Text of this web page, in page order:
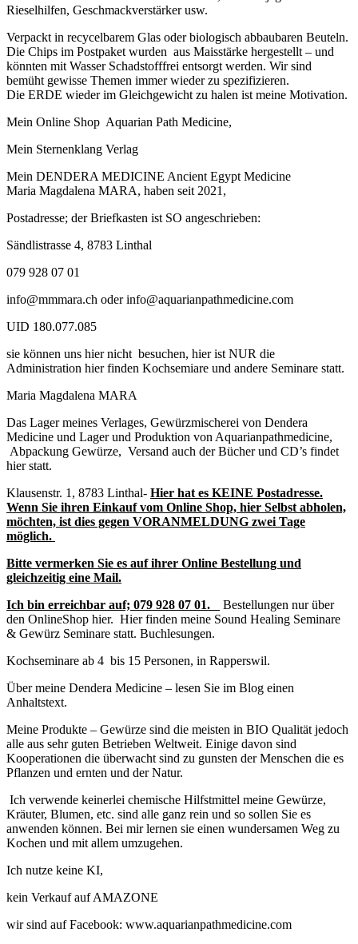
Rieselhilfen, Geschmackverstärker usw.
Verpackt in recycelbarem Glas oder biologisch abbaubaren Beuteln.
Die Chips im Postpaket wurden aus Maisstärke hergestellt – und
könnten mit Wasser Schadstofffrei entsorgt werden. Wir sind
bemüht gewisse Themen immer wieder zu spezifizieren.
Die ERDE wieder im Gleichgewicht zu halen ist meine Motivation.
Mein Online Shop Aquarian Path Medicine,
Mein Sternenklang Verlag
Mein DENDERA MEDICINE Ancient Egypt Medicine
Maria Magdalena MARA, haben seit 2021,
Postadresse; der Briefkasten ist SO angeschrieben:
Sändlistrasse 4, 8783 Linthal
079 928 07 01
info@mmmara.ch oder info@aquarianpathmedicine.com
UID 180.077.085
sie können uns hier nicht besuchen, hier ist NUR die
Administration hier finden Kochsemiare und andere Seminare statt.
Maria Magdalena MARA
Das Lager meines Verlages, Gewürzmischerei von Dendera
Medicine und Lager und Produktion von Aquarianpathmedicine,
Abpackung Gewürze, Versand auch der Bücher und CD’s findet
hier statt.
Klausenstr. 1, 8783 Linthal- Hier hat es KEINE Postadresse.
Wenn Sie ihren Einkauf vom Online Shop, hier Selbst abholen,
möchten, ist dies gegen VORANMELDUNG zwei Tage
möglich.
Bitte vermerken Sie es auf ihrer Online Bestellung und
gleichzeitig eine Mail.
Ich bin erreichbar auf; 079 928 07 01.
Bestellungen nur über
den OnlineShop hier. Hier finden meine Sound Healing Seminare
& Gewürz Seminare statt. Buchlesungen.
Kochseminare ab 4 bis 15 Personen, in Rapperswil.
Über meine Dendera Medicine – lesen Sie im Blog einen
Anhaltstext.
Meine Produkte – Gewürze sind die meisten in BIO Qualität jedoch
alle aus sehr guten Betrieben Weltweit. Einige davon sind
Kooperationen die überwacht sind zu gunsten der Menschen die es
Pflanzen und ernten und der Natur.
Ich verwende keinerlei chemische Hilfstmittel meine Gewürze,
Kräuter, Blumen, etc. sind alle ganz rein und so sollen Sie es
anwenden können. Bei mir lernen sie einen wundersamen Weg zu
Kochen und mit allem umzugehen.
Ich nutze keine KI,
kein Verkauf auf AMAZONE
wir sind auf Facebook: www.aquarianpathmedicine.com